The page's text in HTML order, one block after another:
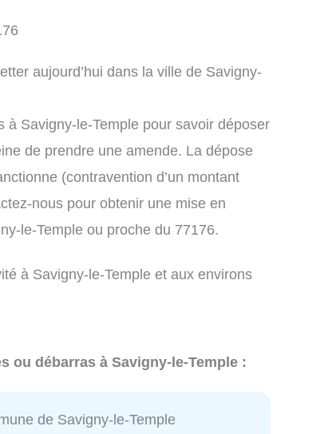
aujourd’hui dans la ville de Savigny-
Savigny-le-Temple pour savoir déposer
de prendre une amende. La dépose
(contravention d’un montant
nous pour obtenir une mise en
le-Temple ou proche du 77176.
à Savigny-le-Temple et aux environs
ou débarras à Savigny-le-Temple :
de Savigny-le-Temple